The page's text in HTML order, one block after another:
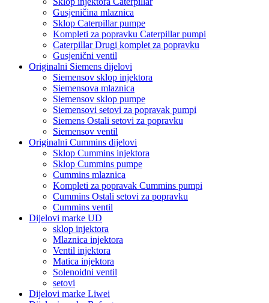
Gusjeničina mlaznica
Sklop Caterpillar pumpe
Kompleti za popravku Caterpillar pumpi
Caterpillar Drugi komplet za popravku
Gusjenični ventil
Originalni Siemens dijelovi
Siemensov sklop injektora
Siemensova mlaznica
Siemensov sklop pumpe
Siemensovi setovi za popravak pumpi
Siemens Ostali setovi za popravku
Siemensov ventil
Originalni Cummins dijelovi
Sklop Cummins injektora
Sklop Cummins pumpe
Cummins mlaznica
Kompleti za popravak Cummins pumpi
Cummins Ostali setovi za popravku
Cummins ventil
Dijelovi marke UD
sklop injektora
Mlaznica injektora
Ventil injektora
Matica injektora
Solenoidni ventil
setovi
Dijelovi marke Liwei